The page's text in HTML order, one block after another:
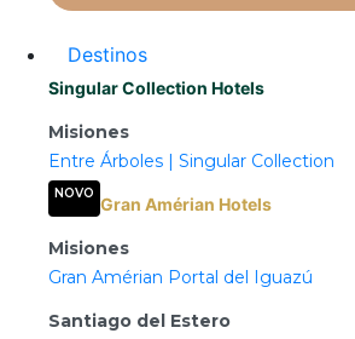
Destinos
Singular Collection Hotels
Misiones
Entre Árboles | Singular Collection
NOVO
Gran Amérian Hotels
Misiones
Gran Amérian Portal del Iguazú
Santiago del Estero